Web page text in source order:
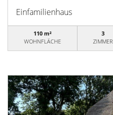
Einfamilienhaus
110 m²
WOHNFLÄCHE
3
ZIMMER